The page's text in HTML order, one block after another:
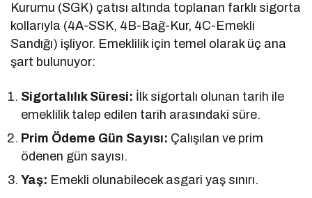
Kurumu (SGK) çatısı altında toplanan farklı sigorta
kollarıyla (4A-SSK, 4B-Bağ-Kur, 4C-Emekli
Sandığı) işliyor. Emeklilik için temel olarak üç ana
şart bulunuyor:
Sigortalılık Süresi: İlk sigortalı olunan tarih ile
emeklilik talep edilen tarih arasındaki süre.
Prim Ödeme Gün Sayısı: Çalışılan ve prim
ödenen gün sayısı.
Yaş: Emekli olunabilecek asgari yaş sınırı.